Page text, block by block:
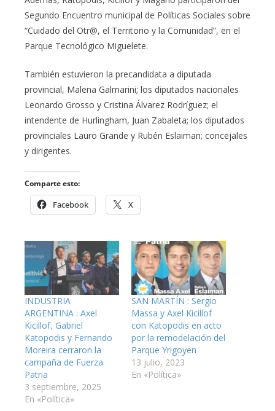
Segundo Encuentro municipal de Políticas Sociales sobre
“Cuidado del Otr@, el Territorio y la Comunidad”, en el
Parque Tecnológico Miguelete.
También estuvieron la precandidata a diputada
provincial, Malena Galmarini; los diputados nacionales
Leonardo Grosso y Cristina Álvarez Rodríguez; el
intendente de Hurlingham, Juan Zabaleta; los diputados
provinciales Lauro Grande y Rubén Eslaiman; concejales
y dirigentes.
Comparte esto:
Facebook X
INDUSTRIA
ARGENTINA : Axel
Kicillof, Gabriel
Katopodis y Fernando
Moreira cerraron la
campaña de Fuerza
Patria
3 septiembre, 2025
En «Política»
SAN MARTÍN : Sergio
Massa y Axel Kicillof
con Katopodis en acto
por la remodelación del
Parque Yrigoyen
13 julio, 2023
En «Política»